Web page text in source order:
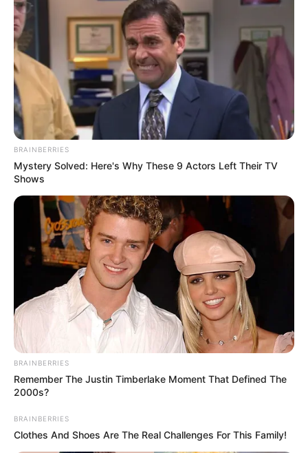
BRAINBERRIES
Mystery Solved: Here's Why These 9 Actors Left Their TV
Shows
BRAINBERRIES
Remember The Justin Timberlake Moment That Defined The
2000s?
BRAINBERRIES
Clothes And Shoes Are The Real Challenges For This Family!